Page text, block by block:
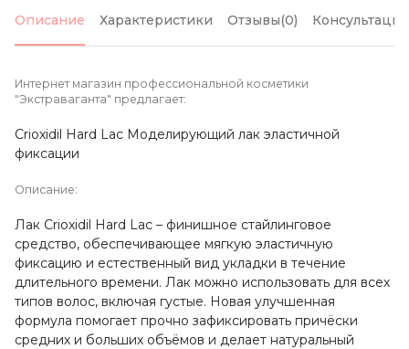
Описание Характеристики Отзывы(0) Консультация
Интернет магазин профессиональной косметики
"Экстраваганта" предлагает:
Crioxidil Hard Lac Моделирующий лак эластичной
фиксации
Описание:
Лак Crioxidil Hard Lac – финишное стайлинговое
средство, обеспечивающее мягкую эластичную
фиксацию и естественный вид укладки в течение
длительного времени. Лак можно использовать для всех
типов волос, включая густые. Новая улучшенная
формула помогает прочно зафиксировать причёски
средних и больших объёмов и делает натуральный